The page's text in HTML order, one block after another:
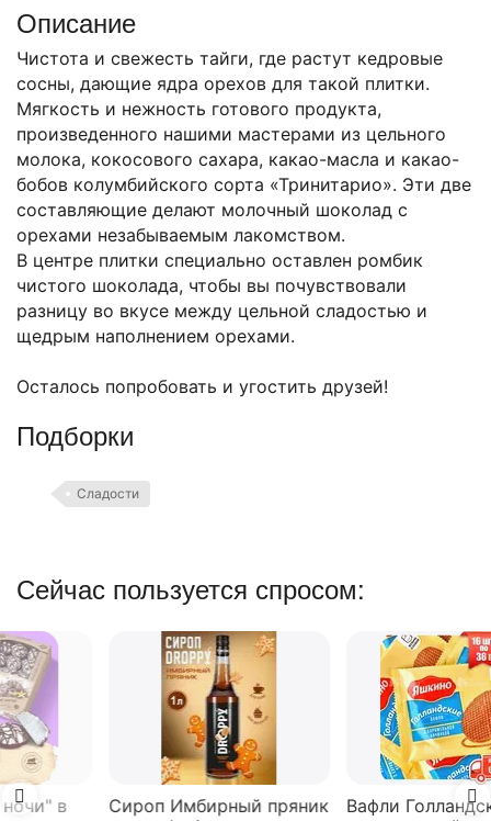
Описание
Чистота и свежесть тайги, где растут кедровые
сосны, дающие ядра орехов для такой плитки.
Мягкость и нежность готового продукта,
произведенного нашими мастерами из цельного
молока, кокосового сахара, какао-масла и какао-
бобов колумбийского сорта «Тринитарио». Эти две
составляющие делают молочный шоколад с
орехами незабываемым лакомством.
В центре плитки специально оставлен ромбик
чистого шоколада, чтобы вы почувствовали
разницу во вкусе между цельной сладостью и
щедрым наполнением орехами.
Осталось попробовать и угостить друзей!
Подборки
Сладости
Сейчас пользуется спросом:
Сироп Имбирный пряник
Вафли Голландские с